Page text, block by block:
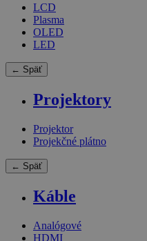
LCD
Plasma
OLED
LED
← Späť
Projektory
Projektor
Projekčné plátno
← Späť
Káble
Analógové
HDMI